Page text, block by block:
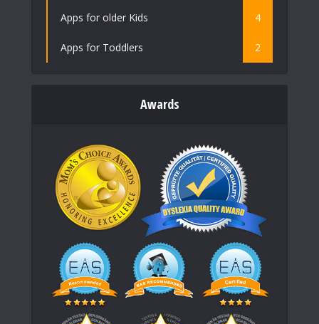
Apps for older Kids 4
Apps for Toddlers 2
Awards